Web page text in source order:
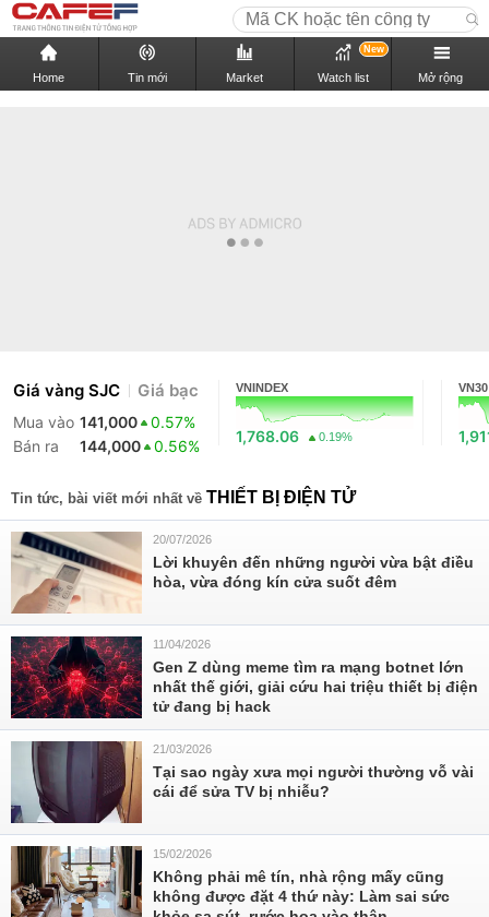
Home Tin mới Market Watch list
New
Mở rộng
Giá vàng SJC Giá bạc
Mua vào 141,000
0.57%
Bán ra
144,000 0.56%
VNINDEX
1,768.06 0.19%
VN30
Tin tức, bài viết mới nhất về THIẾT BỊ ĐIỆN TỬ
20/07/2026
Lời khuyên đến những người vừa bật điều
hòa, vừa đóng kín cửa suốt đêm
11/04/2026
Gen Z dùng meme tìm ra mạng botnet lớn
nhất thế giới, giải cứu hai triệu thiết bị điện
tử đang bị hack
21/03/2026
Tại sao ngày xưa mọi người thường vỗ vài
cái để sửa TV bị nhiễu?
15/02/2026
Không phải mê tín, nhà rộng mấy cũng
không được đặt 4 thứ này: Làm sai sức